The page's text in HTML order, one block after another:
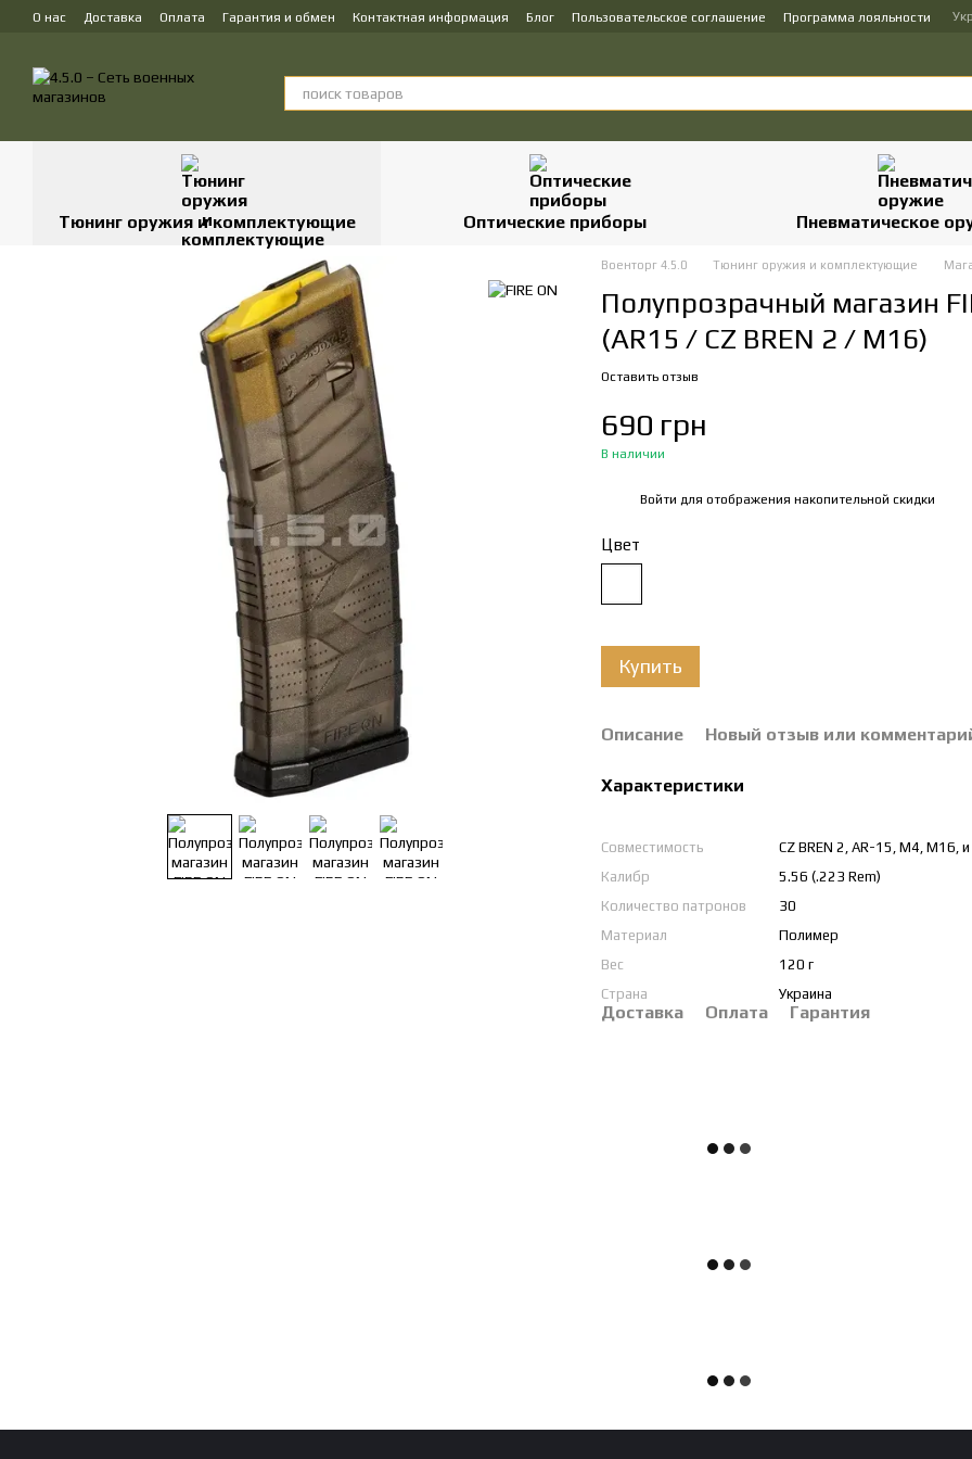
Перейти к основному контенту
О нас Доставка Оплата Гарантия и обмен Контактная информация Блог Пользовательское соглашение Программа лояльности Укр
Тюнинг оружия и комплектующие Оптические приборы Пневматическое
Военторг 4.5.0 Тюнинг оружия и комплектующие
Полупрозрачный магазин
(AR15 / CZ BREN 2 / M16)
Оставить отзыв
690 грн
В наличии
Войти для отображения накопительной скидки
Цвет
Купить
Описание Новый отзыв или
Характеристики
Совместимость
CZ BREN 2, AR-15, M4, M16,
Калибр
5.56 (.223 Rem)
Количество патронов
30
Материал
Полимер
Вес
120 г
Страна
Украина
Доставка Оплата Гарантия